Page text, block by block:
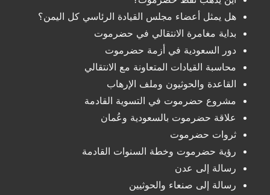
هل يمثل أعضاء مجلس القيادة الرئاسي كل اليمن؟
بداية مغامرة الانتقالي في حضرموت
دور السعودية في أزمة حضرموت
محاسبة القيادات المتعاونة مع الانتقالي
القاعدة والحوثيون وملف الإرهاب
مشروع حضرموت في التسوية القادمة
علاقة حضرموت بالسعودية وعُمان
ثروات حضرموت
رؤية حضرموت وخطة السنوات القادمة
رسالة إلى عدن
رسالة إلى صنعاء والحوثيين